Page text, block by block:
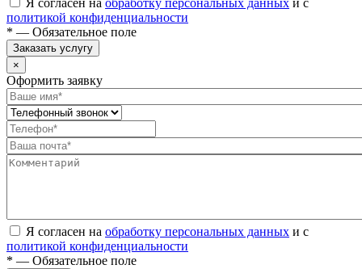
Я согласен на обработку персональных данных и с
политикой конфиденциальности
* — Обязательное поле
Заказать услугу
×
Оформить заявку
Я согласен на обработку персональных данных и с
политикой конфиденциальности
* — Обязательное поле